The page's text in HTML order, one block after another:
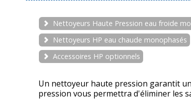
Nettoyeurs Haute Pression eau froide
Nettoyeurs HP eau chaude monophasés
Accessoires HP optionnels
Un nettoyeur haute pression garantit
pression vous permettra d'éliminer les